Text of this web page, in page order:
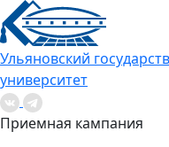
Ульяновский
университет
Приемная кампания